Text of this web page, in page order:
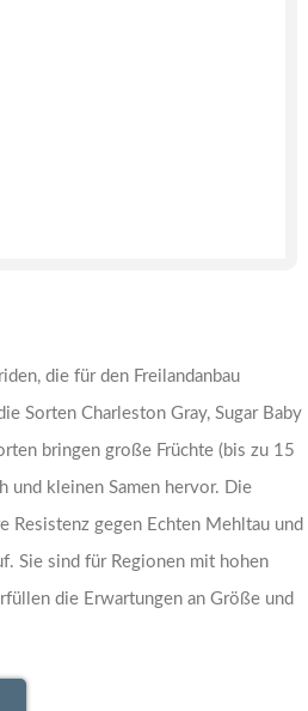
die für den Freilandanbau
Sorten Charleston Gray, Sugar Baby
bringen große Früchte (bis zu 15
und kleinen Samen hervor. Die
Resistenz gegen Echten Mehltau und
Sie sind für Regionen mit hohen
die Erwartungen an Größe und